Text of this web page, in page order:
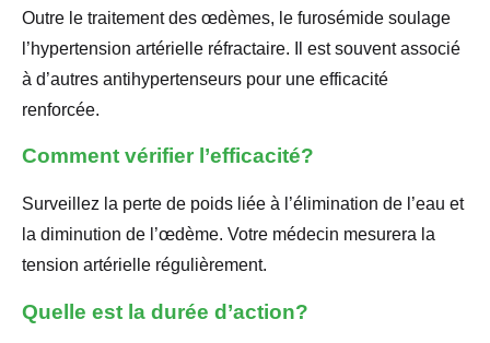
Outre le traitement des œdèmes, le furosémide soulage
l’hypertension artérielle réfractaire. Il est souvent associé
à d’autres antihypertenseurs pour une efficacité
renforcée.
Comment vérifier l’efficacité?
Surveillez la perte de poids liée à l’élimination de l’eau et
la diminution de l’œdème. Votre médecin mesurera la
tension artérielle régulièrement.
Quelle est la durée d’action?